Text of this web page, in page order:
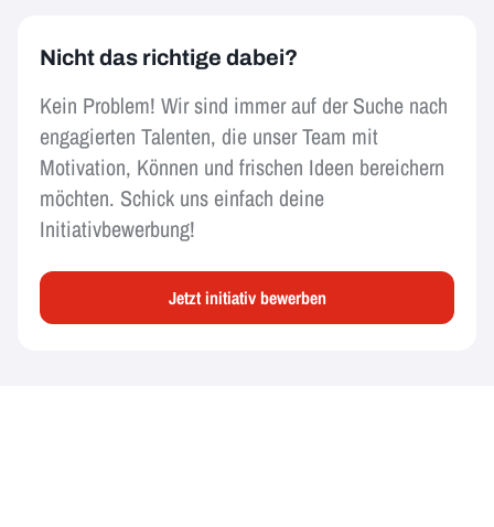
Nicht das richtige dabei?
Kein Problem! Wir sind immer auf der Suche nach
engagierten Talenten, die unser Team mit
Motivation, Können und frischen Ideen bereichern
möchten. Schick uns einfach deine
Initiativbewerbung!
Jetzt initiativ bewerben